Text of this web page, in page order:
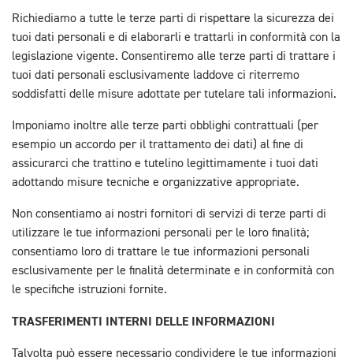
Richiediamo a tutte le terze parti di rispettare la sicurezza dei
tuoi dati personali e di elaborarli e trattarli in conformità con la
legislazione vigente. Consentiremo alle terze parti di trattare i
tuoi dati personali esclusivamente laddove ci riterremo
soddisfatti delle misure adottate per tutelare tali informazioni.
Imponiamo inoltre alle terze parti obblighi contrattuali (per
esempio un accordo per il trattamento dei dati) al fine di
assicurarci che trattino e tutelino legittimamente i tuoi dati
adottando misure tecniche e organizzative appropriate.
Non consentiamo ai nostri fornitori di servizi di terze parti di
utilizzare le tue informazioni personali per le loro finalità;
consentiamo loro di trattare le tue informazioni personali
esclusivamente per le finalità determinate e in conformità con
le specifiche istruzioni fornite.
TRASFERIMENTI INTERNI DELLE INFORMAZIONI
Talvolta può essere necessario condividere le tue informazioni